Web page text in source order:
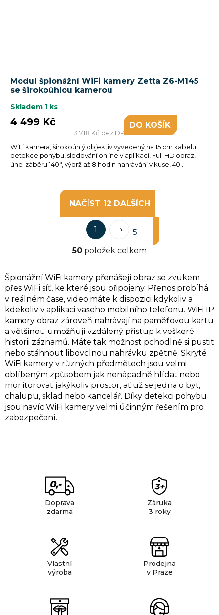
Modul špionážní WiFi kamery Zetta Z6-M145
se širokoúhlou kamerou
Skladem 1 ks
3 718 Kč bez DPH
4 499 Kč DO KOŠÍKU
WiFi kamera, širokoúhlý objektiv vyvedený na 15 cm kabelu,
detekce pohybu, sledování online v aplikaci, Full HD obraz,
úhel záběru 140°, výdrž až 8 hodin nahrávání v kuse, 40...
O
l
d
a
c
í
p
r
v
k
y
v
ý
p
NAČÍST 12 DALŠÍCH
S
t
r
á
k
o
v
á
n
í
1
5
50 položek celkem
Špionážní WiFi kamery přenášejí obraz se zvukem
přes WiFi síť, ke které jsou připojeny. Přenos probíhá
v reálném čase, video máte k dispozici kdykoliv a
kdekoliv v aplikaci vašeho mobilního telefonu. WiFi IP
kamery obraz zároveň nahrávají na paměťovou kartu
a většinou umožňují vzdálený přístup k veškeré
historii záznamů. Máte tak možnost pohodlně si pustit
nebo stáhnout libovolnou nahrávku zpětně. Skryté
WiFi kamery v různých předmětech jsou velmi
oblíbeným způsobem jak nenápadně hlídat nebo
monitorovat jakýkoliv prostor, ať už se jedná o byt,
chalupu, sklad nebo kancelář. Díky detekci pohybu
jsou navíc WiFi kamery velmi účinným řešením pro
zabezpečení.
Doprava
zdarma
Záruka
3 roky
Vlastní
výroba
Prodejna
v Praze